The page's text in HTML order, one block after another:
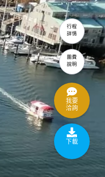
行程
詳情
團費
說明
我要
洽詢
下載